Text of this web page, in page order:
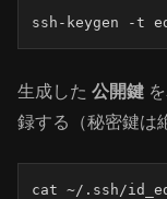
ssh-keygen -t
生成した 公開鍵
録する（秘密鍵は
cat ~/.ssh/